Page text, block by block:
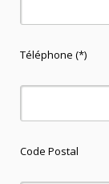
Téléphone (*)
Code Postal